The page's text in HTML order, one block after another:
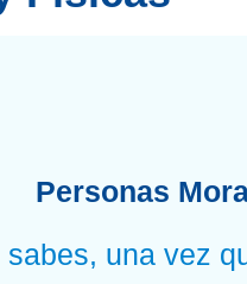
Personas
sabes, una vez